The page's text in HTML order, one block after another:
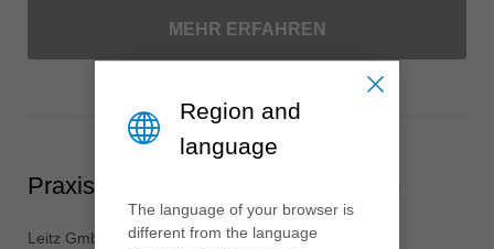
MEHR ERFAHREN
Praxissemester im Bereich Service
Leitz GmbH & Co. KG
Leitzstraße 2
Region and
language
The language of your browser is
different from the language